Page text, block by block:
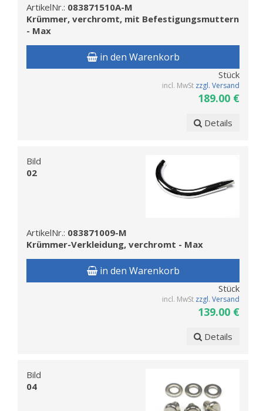
ArtikelNr.: 083871510A-M
Krümmer, verchromt, mit Befestigungsmuttern
- Max
in den Warenkorb
Stück
incl. MwSt zzgl. Versand
189.00 €
Details
Bild
02
ArtikelNr.: 083871009-M
Krümmer-Verkleidung, verchromt - Max
in den Warenkorb
Stück
incl. MwSt zzgl. Versand
139.00 €
Details
Bild
04